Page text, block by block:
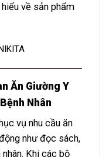
về sản phẩm
Ăn Giường Y
Nhân
vụ nhu cầu ăn
như đọc sách,
Khi các bộ